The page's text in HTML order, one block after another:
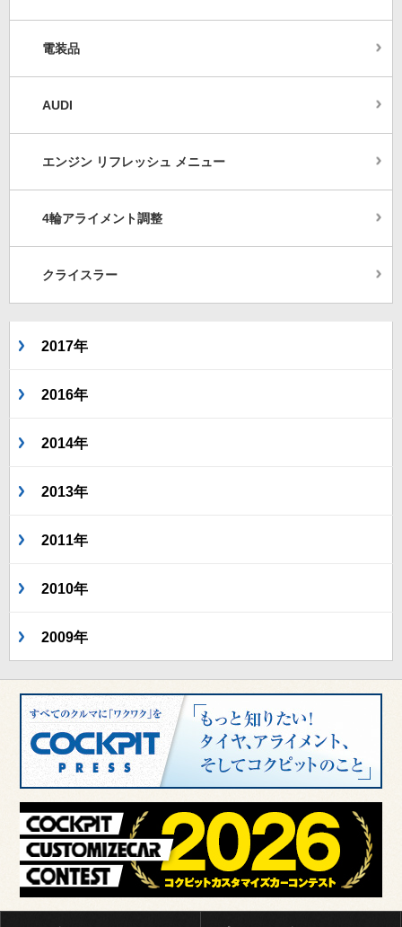
電装品
AUDI
エンジン リフレッシュ メニュー
4輪アライメント調整
クライスラー
2017年
2016年
2014年
2013年
2011年
2010年
2009年